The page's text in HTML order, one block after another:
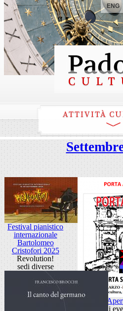
ENG
ATTIVITÀ
Festival pianistico
internazionale
Bartolomeo
Cristofori 2025
Revolution!
sedi diverse
Porta
Ciclo di